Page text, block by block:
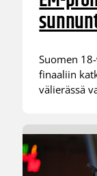
Suomen
finaaliin
välierässä